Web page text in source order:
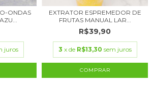
ONDAS
juros
EXTRATOR ESPREMEDOR DE
FRUTAS MANUAL LAR...
R$39,90
3 x de R$13,30 sem juros